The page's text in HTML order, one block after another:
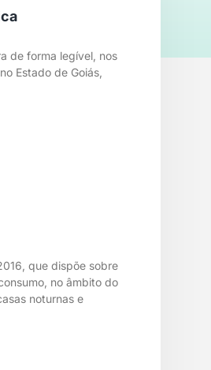
de forma legível, nos
Estado de Goiás,
que dispõe sobre
no âmbito do
noturnas e